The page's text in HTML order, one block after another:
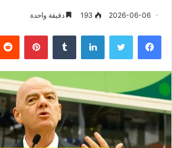
2026-06-06
193 دقيقة واحدة
فيسبوك لينكدإن بينتيريست